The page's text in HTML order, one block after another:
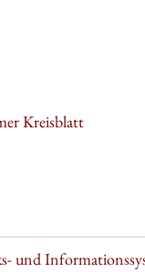
Kreisblatt
und